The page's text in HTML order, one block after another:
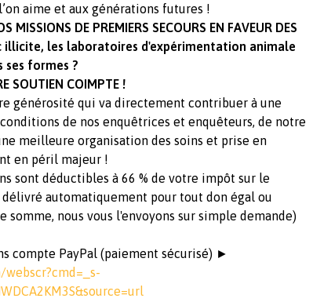
aime et aux générations futures !
MISSIONS DE PREMIERS SECOURS EN FAVEUR DES
illicite, les laboratoires d'expérimentation animale
formes ?
SOUTIEN COIMPTE !
générosité qui va directement contribuer à une
de nos enquêtrices et enquêteurs, de notre
meilleure organisation des soins et prise en
en péril majeur !
sont déductibles à 66 % de votre impôt sur le
délivré automatiquement pour tout don égal ou
somme, nous vous l'envoyons sur simple demande)
compte PayPal (paiement sécurisé) ►